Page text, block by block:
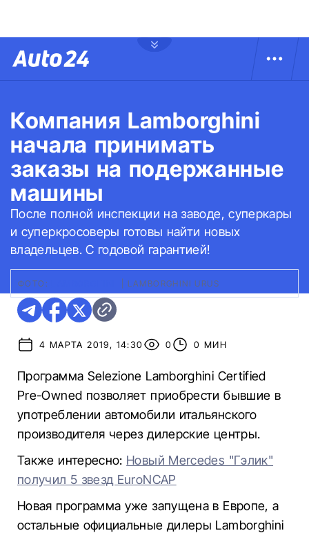
Компания Lamborghini
начала принимать
заказы на подержанные
машины
После полной инспекции на заводе, суперкары
и суперкросоверы готовы найти новых
владельцев. С годовой гарантией!
ФОТО: LAMBORGHINI URUS
4 МАРТА 2019, 14:30 0 0 МИН
Программа Selezione Lamborghini Certified
Pre-Owned позволяет приобрести бывшие в
употреблении автомобили итальянского
производителя через дилерские центры.
Также интересно: Новый Mercedes "Гэлик"
получил 5 звезд EuroNCAP
Новая программа уже запущена в Европе, а
остальные официальные дилеры Lamborghini